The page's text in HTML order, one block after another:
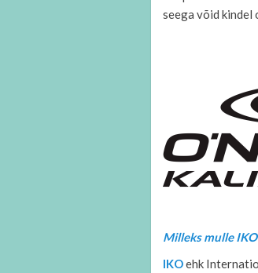
seega võid kindel
Milleks mulle
IKOehk